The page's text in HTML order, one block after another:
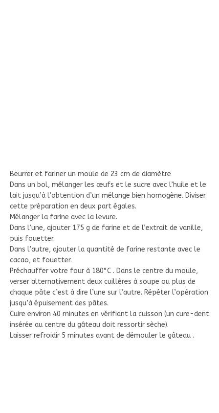
Beurrer et fariner un moule de 23 cm de diamètre
Dans un bol, mélanger les œufs et le sucre avec l’huile et le
lait jusqu’à l’obtention d’un mélange bien homogène. Diviser
cette préparation en deux part égales.
Mélanger la farine avec la levure.
Dans l’une, ajouter 175 g de farine et de l’extrait de vanille,
puis fouetter.
Dans l’autre, ajouter la quantité de farine restante avec le
cacao, et fouetter.
Préchauffer votre four à 180°C . Dans le centre du moule,
verser alternativement deux cuillères à soupe ou plus de
chaque pâte c’est à dire l’une sur l’autre. Répéter l’opération
jusqu’à épuisement des pâtes.
Cuire environ 40 minutes en vérifiant la cuisson (un cure-dent
insérée au centre du gâteau doit ressortir sèche).
Laisser refroidir 5 minutes avant de démouler le gâteau .